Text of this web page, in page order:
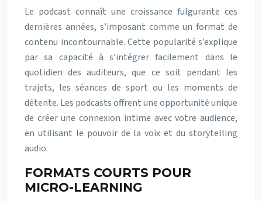
Le podcast connaît une croissance fulgurante ces
dernières années, s’imposant comme un format de
contenu incontournable. Cette popularité s’explique
par sa capacité à s’intégrer facilement dans le
quotidien des auditeurs, que ce soit pendant les
trajets, les séances de sport ou les moments de
détente. Les podcasts offrent une opportunité unique
de créer une connexion intime avec votre audience,
en utilisant le pouvoir de la voix et du storytelling
audio.
FORMATS COURTS POUR
MICRO-LEARNING